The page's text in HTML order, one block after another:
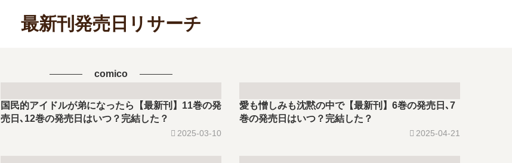
最新刊発売日リサーチ
comico
国民的アイドルが弟になったら【最新刊】11巻の発
売日､12巻の発売日はいつ？完結した？
2025-03-10
愛も憎しみも沈黙の中で【最新刊】6巻の発売日､7
巻の発売日はいつ？完結した？
2025-04-21